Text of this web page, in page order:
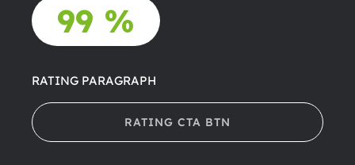
99 %
RATING PARAGRAPH
RATING CTA BTN